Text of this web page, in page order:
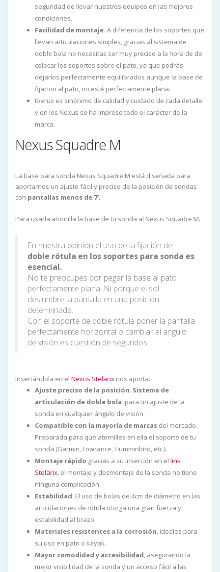
seguridad de llevar nuestros equipos en las mejores
condiciones.
Facilidad de montaje. A diferencia de los soportes que
llevan articulaciones simples, gracias al sistema de
doble bola no necesitas ser muy preciso a la hora de de
colocar los soportes sobre el pato, ya que podrás
dejarlos perfectamente equilibrados aunque la base de
fijacion al pato, no esté perfectamente plana.
Iberux es sinónimo de calidad y cuidado de cada detalle
y en los Nexus se ha impreso todo el caracter de la
marca.
Nexus Squadre M
La base para sonda Nexus Squadre M está diseñada para
aportarnos un ajuste fácil y preciso de la posición de sondas
con pantallas menos de 7'.
Para usarla atornilla la base de tu sonda al Nexus Squadre M.
En nuestra opinión el uso de la fijación de
doble rótula en los soportes para sonda es
esencial.
No te preocupes por pegar la base al pato
perfectamente plana. Ni porque el sol
deslumbre la pantalla en una posición
determinada.
Con el soporte de doble rótula poner la pantalla
perfectamente horizontal o cambiar el angulo
de visión es cuestión de segundos.
Insertándola en el Nexus Stelarix nos aporta:
Ajuste preciso de la posición. Sistema de
articulación de doble bola para un ajuste de la
sonda en cualquier ángulo de visión.
Compatible con la mayoría de marcas del mercado.
Preparada para que atornilles en ella el soporte de tu
sonda.(Garmin, Lowrance, Humminbird, etc.).
Montaje rápido gracias a su inserción en el link
Stelarix, el montaje y desmontaje de la sonda no tiene
ninguna complicación.
Estabilidad: El uso de bolas de 4cm de diámetro en las
articulaciones de rótula otorga una gran fuerza y
estabilidad al brazo.
Materiales resistentes a la corrosión, ideales para
su uso en pato o kayak.
Mayor comodidad y accesibilidad, asegurando la
mejor visibilidad de la sonda y un acceso fácil a las